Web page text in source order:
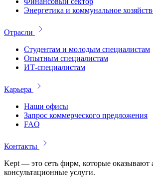
Энергетика и коммунальное
Отрасли
Студентам и молодым специалистам
Опытным специалистам
ИТ-специалистам
Карьера
Наши офисы
Запрос коммерческого предложения
FAQ
Контакты
Kept — это сеть фирм, которые оказывают
консультационные услуги.